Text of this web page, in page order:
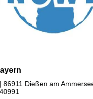
86911 Dießen am